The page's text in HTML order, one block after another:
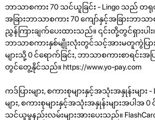
ဘာသာစကား 70 သင်ယူခြင်း - Lingo သည် တ
အခြားဘာသာစကား 70 ကျော်နှင့်အခြားဘာသ
ညွှန်ကြားချက်ပေးထားသည်။ ၎င်းတို့တွင်ရှားပါ
ဘာသာစကားနှစ်မျိုးလုံးတွင်သင့်အားမတူကွဲပြာ
များသို့ 0 င်ရောက်ခြင်း, ဘာသာစကားစာရင်း
တွင်တွေ့နိုင်သည်။ https://www.yo-pay.com
ကဒ်ပြားများ, စကားစုများနှင့်အသုံးအနှုန်းများ
များ, စကားစုများနှင့်အသုံးအနှုန်းများအပါအ 0
သင်ယူမှုနည်းလမ်းများအားပေးသည်။